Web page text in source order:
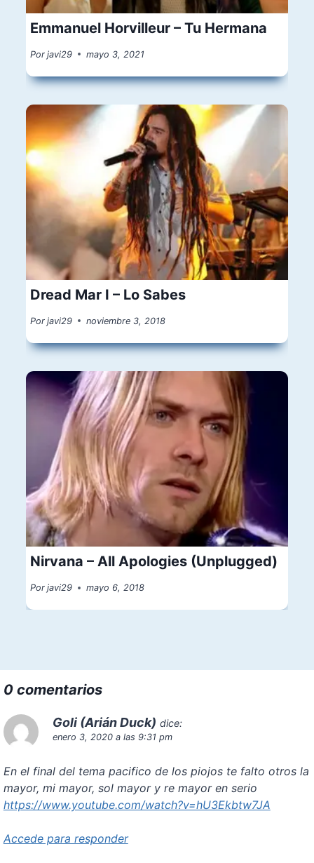
Emmanuel Horvilleur – Tu Hermana
Por javi29 mayo 3, 2021
Dread Mar I – Lo Sabes
Por javi29 noviembre 3, 2018
Nirvana – All Apologies (Unplugged)
Por javi29 mayo 6, 2018
0 comentarios
Goli (Arián Duck) dice:
enero 3, 2020 a las 9:31 pm
En el final del tema pacifico de los piojos te falto otros la
mayor, mi mayor, sol mayor y re mayor en serio
https://www.youtube.com/watch?v=hU3Ekbtw7JA
Accede para responder